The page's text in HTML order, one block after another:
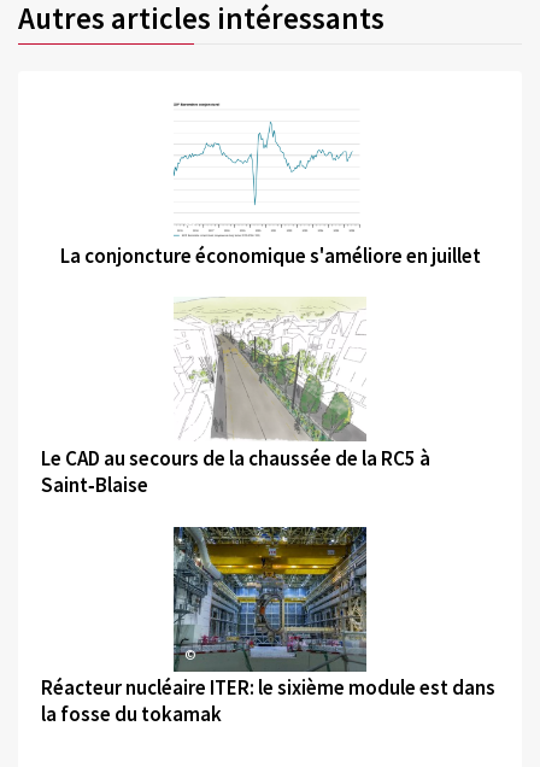
Autres articles intéressants
©
La conjoncture économique s'améliore en juillet
©
Le CAD au secours de la chaussée de la RC5 à
Saint‑Blaise
©
Réacteur nucléaire ITER: le sixième module est dans
la fosse du tokamak